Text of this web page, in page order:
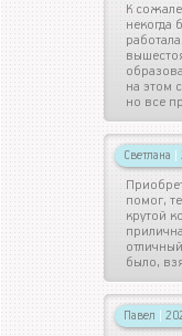
К
некогда
на этом
но все
Светлана |
помог,
крутой
было,
Павел |